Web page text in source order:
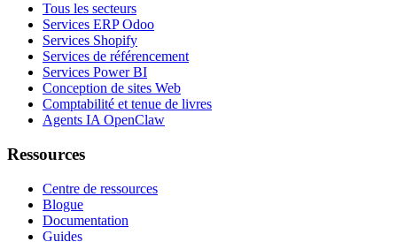
Tous les secteurs
Services ERP Odoo
Services Shopify
Services de référencement
Services Power BI
Conception de sites Web
Comptabilité et tenue de livres
Agents IA OpenClaw
Ressources
Centre de ressources
Blogue
Documentation
Guides